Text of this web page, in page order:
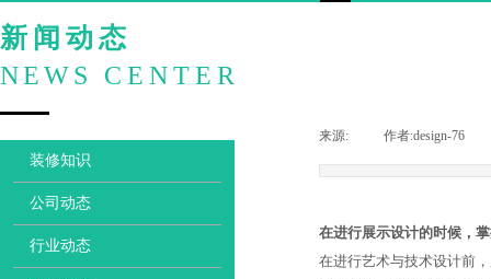
新闻动态
NEWS CENTER
来源: 作者:design-76
在进行展示设计的时候，
在进行艺术与技术设计前
装修知识
公司动态
行业动态